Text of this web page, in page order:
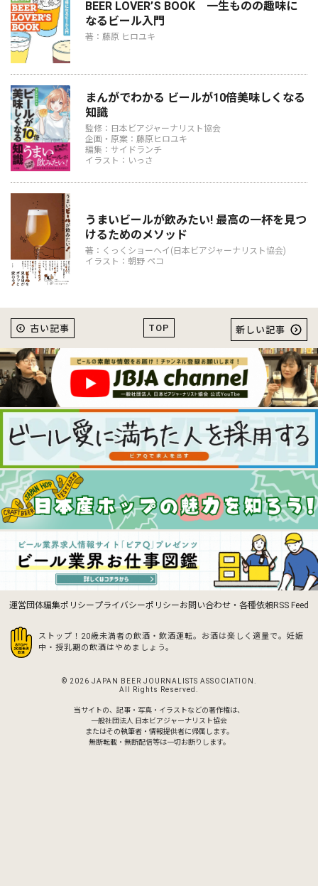
BEER LOVER’S BOOK 一生ものの趣味に
なるビール入門
著：藤原 ヒロユキ
まんがでわかる ビールが10倍美味しくなる
知識
監修：日本ビアジャーナリスト協会
企画・原案：藤原ヒロユキ
編集：サイドランチ
イラスト：いっさ
うまいビールが飲みたい! 最高の一杯を見つ
けるためのメソッド
著：くっくショーヘイ(日本ビアジャーナリスト協会)
イラスト：朝野 ペコ
TOP
古い記事 新しい記事
運営団体編集ポリシープライバシーポリシーお問い合わせ・各種依頼RSS Feed
ストップ！20歳未満者の飲酒・飲酒運転。お酒は楽しく適量で。 妊娠
中・授乳期の飲酒はやめましょう。
© 2026 JAPAN BEER JOURNALISTS ASSOCIATION.
All Rights Reserved.
当サイトの、記事・写真・イラストなどの著作権は、
一般社団法人 日本ビアジャーナリスト協会
またはその執筆者・情報提供者に帰属します。
無断転載・無断配信等は一切お断りします。